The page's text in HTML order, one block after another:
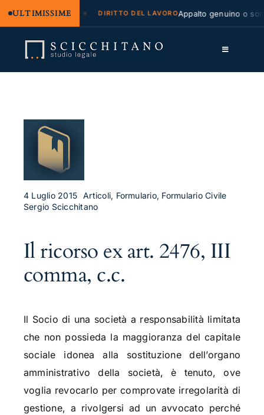
ULTIMISSIME
e regresso DIRITTO DEL LAVOROAppalto genuino o
contenuto
Toggle
Approfondimenti
Contatti
4 Luglio 2015 Articoli, Formulario, Formulario Civile
Sergio Scicchitano
Il ricorso ex art. 2476, III
comma, c.c.
Il Socio di una società a responsabilità limitata
che non possieda la maggioranza del capitale
sociale idonea alla sostituzione dell’organo
amministrativo della società, è tenuto, ove
voglia revocarlo per comprovate irregolarità di
gestione, a rivolgersi ad un avvocato perché